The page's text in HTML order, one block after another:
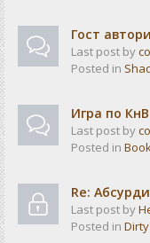
Гост
Last post by
Posted in
Игра по КнВ
Last post by
Posted in
Re:
Last post by
Posted in